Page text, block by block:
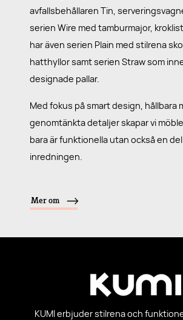
avfallsbehållaren Tin,
serien Wire med tamburmajor,
har även serien Plain med stilrena
hatthyllor samt serien Straw som
designade pallar.
Med fokus på smart design, hållbara
genomtänkta detaljer skapar vi
bara är funktionella utan också en del
inredningen.
Mer om
KUMI erbjuder stilrena och